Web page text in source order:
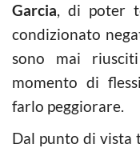
Garcia, di poter
condizionato
sono mai
momento di
farlo peggiorare.
Dal punto di vista